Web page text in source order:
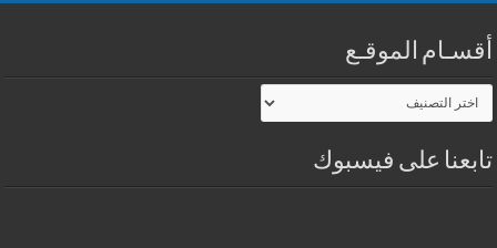
أقسـام الموقـع
أقسـام
الموقـع
تابعنا على فيسبوك